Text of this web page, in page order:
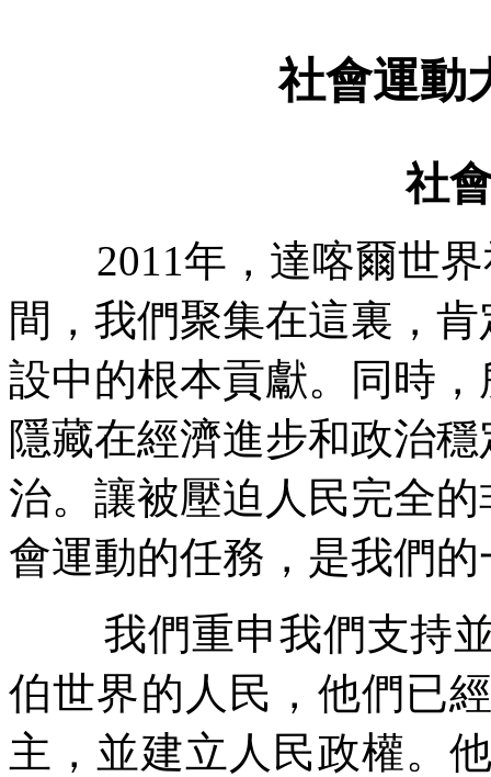
社會運動
社
2011年，達喀爾世
間，我們聚集在這裏，
設中的根本貢獻。同時
隱藏在經濟進步和政治
治。讓被壓迫人民完全
會運動的任務，是我們
我們重申我們支持
伯世界的人民，他們已
主，並建立人民政權。